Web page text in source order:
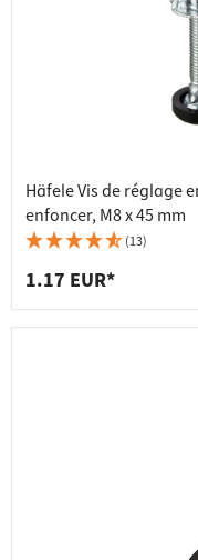
Häfele Vis de réglage
enfoncer, M8 x 45 mm
(13)
1.17 EUR*